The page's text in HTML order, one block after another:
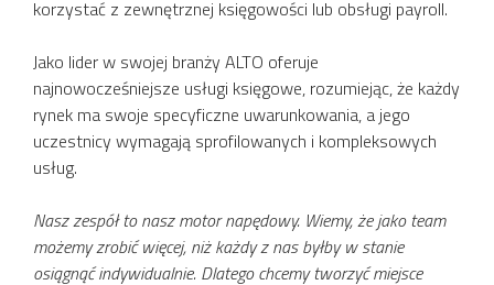
korzystać z zewnętrznej księgowości lub obsługi payroll.
Jako lider w swojej branży ALTO oferuje
najnowocześniejsze usługi księgowe, rozumiejąc, że każdy
rynek ma swoje specyficzne uwarunkowania, a jego
uczestnicy wymagają sprofilowanych i kompleksowych
usług.
Nasz zespół to nasz motor napędowy. Wiemy, że jako team
możemy zrobić więcej, niż każdy z nas byłby w stanie
osiągnąć indywidualnie. Dlatego chcemy tworzyć miejsce